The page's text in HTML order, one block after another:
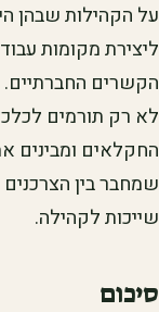
על הקהילות שבהן
ליצירת מקומות
הקשרים
לא רק תורמים
החקלאים ומבינים
שמחבר בין
שייכות לקהילה.
סיכום